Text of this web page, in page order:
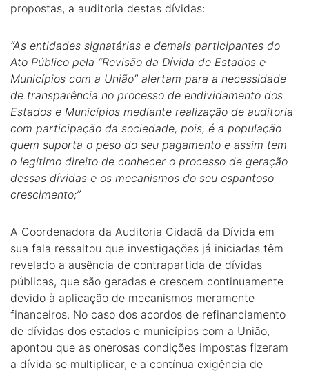
propostas, a auditoria destas dívidas:
“As entidades signatárias e demais participantes do
Ato Público pela “Revisão da Dívida de Estados e
Municípios com a União” alertam para a necessidade
de transparência no processo de endividamento dos
Estados e Municípios mediante realização de auditoria
com participação da sociedade, pois, é a população
quem suporta o peso do seu pagamento e assim tem
o legítimo direito de conhecer o processo de geração
dessas dívidas e os mecanismos do seu espantoso
crescimento;”
A Coordenadora da Auditoria Cidadã da Dívida em
sua fala ressaltou que investigações já iniciadas têm
revelado a ausência de contrapartida de dívidas
públicas, que são geradas e crescem continuamente
devido à aplicação de mecanismos meramente
financeiros. No caso dos acordos de refinanciamento
de dívidas dos estados e municípios com a União,
apontou que as onerosas condições impostas fizeram
a dívida se multiplicar, e a contínua exigência de